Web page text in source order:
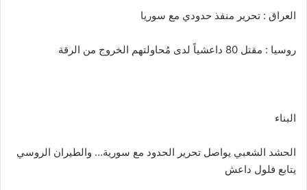
العراق : تحرير منفذ حدودي مع سوريا
روسيا : مقتل 80 داعشياً لدى مُحاولتهم الخروج من الرقة
البناء
الحشد الشعبي يواصل تحرير الحدود مع سورية… والطيران الروسي
يتابع فلول داعش